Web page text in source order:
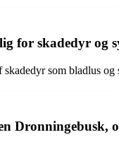
for skadedyr og
som bladlus
Dronningebusk,